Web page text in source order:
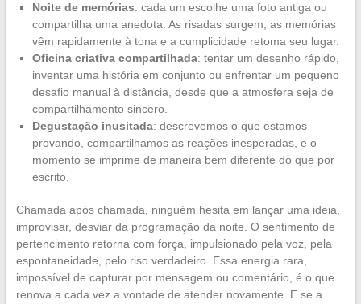
Noite de memórias: cada um escolhe uma foto antiga ou
compartilha uma anedota. As risadas surgem, as memórias
vêm rapidamente à tona e a cumplicidade retoma seu lugar.
Oficina criativa compartilhada: tentar um desenho rápido,
inventar uma história em conjunto ou enfrentar um pequeno
desafio manual à distância, desde que a atmosfera seja de
compartilhamento sincero.
Degustação inusitada: descrevemos o que estamos
provando, compartilhamos as reações inesperadas, e o
momento se imprime de maneira bem diferente do que por
escrito.
Chamada após chamada, ninguém hesita em lançar uma ideia,
improvisar, desviar da programação da noite. O sentimento de
pertencimento retorna com força, impulsionado pela voz, pela
espontaneidade, pelo riso verdadeiro. Essa energia rara,
impossível de capturar por mensagem ou comentário, é o que
renova a cada vez a vontade de atender novamente. E se a